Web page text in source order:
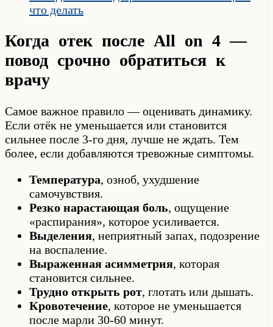
что делать
Когда отек после All on 4 —
повод срочно обратиться к
врачу
Самое важное правило — оценивать динамику.
Если отёк не уменьшается или становится
сильнее после 3-го дня, лучше не ждать. Тем
более, если добавляются тревожные симптомы.
Температура, озноб, ухудшение
самочувствия.
Резко нарастающая боль, ощущение
«распирания», которое усиливается.
Выделения, неприятный запах, подозрение
на воспаление.
Выраженная асимметрия, которая
становится сильнее.
Трудно открыть рот, глотать или дышать.
Кровотечение, которое не уменьшается
после марли 30-60 минут.